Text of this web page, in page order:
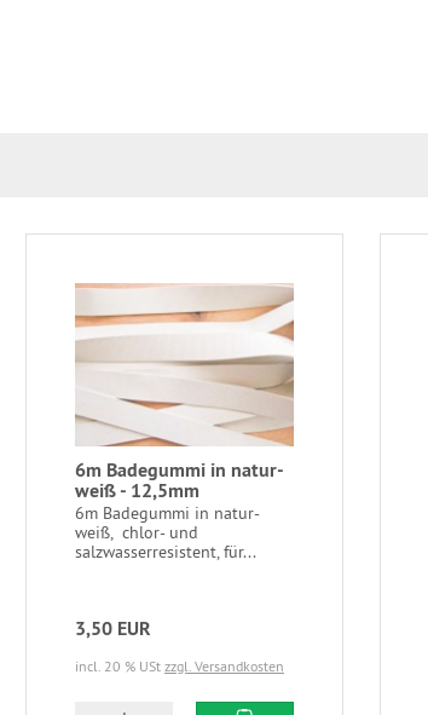
6m Badegummi in natur-
weiß - 12,5mm
6m Badegummi in natur-
weiß, chlor- und
salzwasserresistent, für...
3,50 EUR
incl. 20 % USt zzgl. Versandkosten